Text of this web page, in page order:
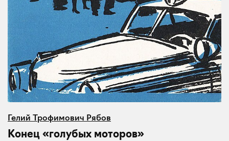
Гелий Трофимович Рябов
Конец «голубых моторов»